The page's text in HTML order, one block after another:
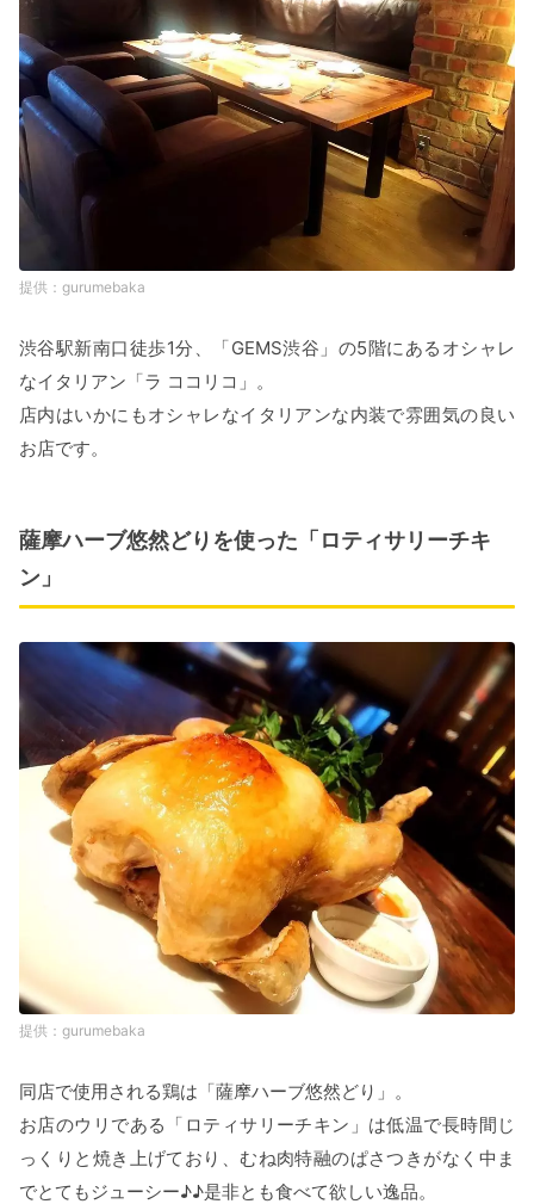
gurumebaka
渋谷駅新南口徒歩1分、「GEMS渋谷」の5階にあるオシャレ
なイタリアン「ラ ココリコ」。
店内はいかにもオシャレなイタリアンな内装で雰囲気の良い
お店です。
薩摩ハーブ悠然どりを使った「ロティサリーチキ
ン」
gurumebaka
同店で使用される鶏は「薩摩ハーブ悠然どり」。
お店のウリである「ロティサリーチキン」は低温で長時間じ
っくりと焼き上げており、むね肉特融のぱさつきがなく中ま
でとてもジューシー♪♪是非とも食べて欲しい逸品。